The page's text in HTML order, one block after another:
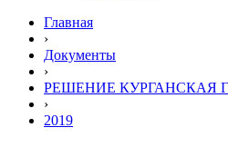
Главная
›
Документы
›
РЕШЕНИЕ КУРГАНСКАЯ
›
2019